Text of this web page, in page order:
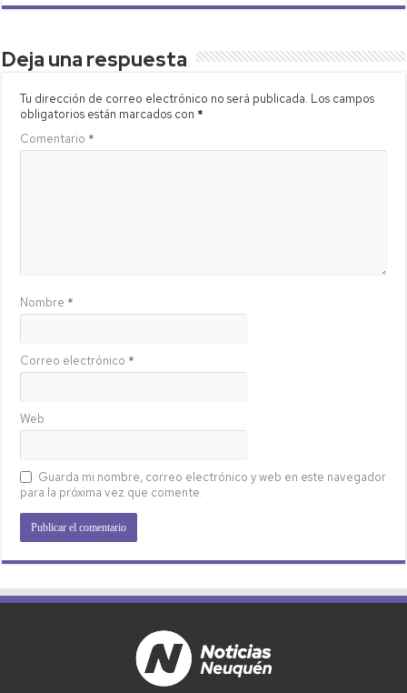
Deja una respuesta
Tu dirección de correo electrónico no será publicada. Los campos
obligatorios están marcados con *
Comentario *
Nombre *
Correo electrónico *
Web
Guarda mi nombre, correo electrónico y web en este navegador
para la próxima vez que comente.